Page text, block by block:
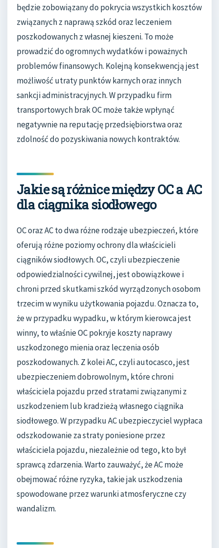
będzie zobowiązany do pokrycia wszystkich kosztów
związanych z naprawą szkód oraz leczeniem
poszkodowanych z własnej kieszeni. To może
prowadzić do ogromnych wydatków i poważnych
problemów finansowych. Kolejną konsekwencją jest
możliwość utraty punktów karnych oraz innych
sankcji administracyjnych. W przypadku firm
transportowych brak OC może także wpłynąć
negatywnie na reputację przedsiębiorstwa oraz
zdolność do pozyskiwania nowych kontraktów.
Jakie są różnice między OC a AC
dla ciągnika siodłowego
OC oraz AC to dwa różne rodzaje ubezpieczeń, które
oferują różne poziomy ochrony dla właścicieli
ciągników siodłowych. OC, czyli ubezpieczenie
odpowiedzialności cywilnej, jest obowiązkowe i
chroni przed skutkami szkód wyrządzonych osobom
trzecim w wyniku użytkowania pojazdu. Oznacza to,
że w przypadku wypadku, w którym kierowca jest
winny, to właśnie OC pokryje koszty naprawy
uszkodzonego mienia oraz leczenia osób
poszkodowanych. Z kolei AC, czyli autocasco, jest
ubezpieczeniem dobrowolnym, które chroni
właściciela pojazdu przed stratami związanymi z
uszkodzeniem lub kradzieżą własnego ciągnika
siodłowego. W przypadku AC ubezpieczyciel wypłaca
odszkodowanie za straty poniesione przez
właściciela pojazdu, niezależnie od tego, kto był
sprawcą zdarzenia. Warto zauważyć, że AC może
obejmować różne ryzyka, takie jak uszkodzenia
spowodowane przez warunki atmosferyczne czy
wandalizm.